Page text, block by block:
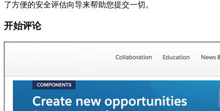
了方便的安全评估向导来帮助您提交一切。
开始评论